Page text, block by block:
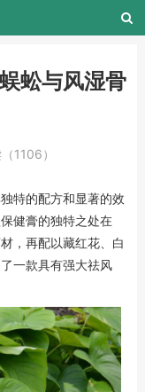
蚣与风湿骨
1106）
特的配方和显著的效
健膏的独特之处在
，再配以藏红花、白
一款具有强大祛风